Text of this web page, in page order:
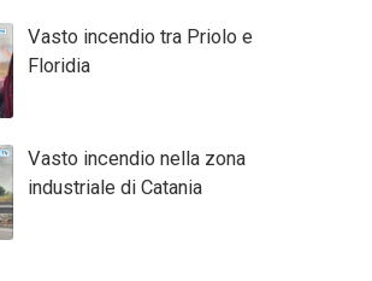
Vasto incendio tra Priolo e
Floridia
Vasto incendio nella zona
industriale di Catania